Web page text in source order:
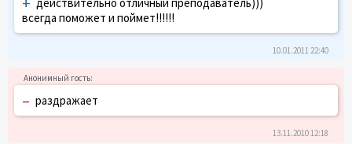
всегда поможет и поймет!!!!!!
10.01.2011 22:40
– раздражает
13.11.2010 12:18